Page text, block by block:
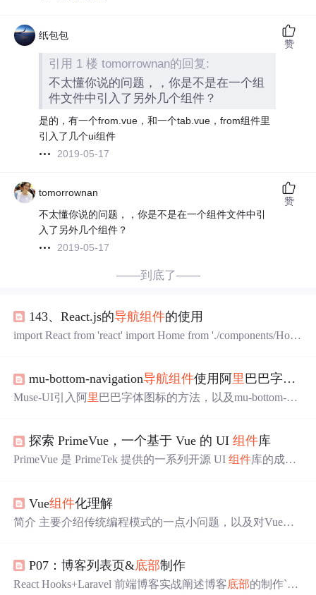
纸包包
引用 1 楼 tomorrownan的回复:
不太懂你说的问题，，你是不是在一个组
件文件中引入了另外几个组件？
是的，有一个from.vue，和一个tab.vue，from组件里
引入了几个ui组件
2019-05-17
赞
tomorrownan
不太懂你说的问题，，你是不是在一个组件文件中引
入了另外几个组件？
2019-05-17
赞
——到底了——
143、React.js的导航组件的使用
import React from 'react' import Home from './components/Hom
atePicker } from 'antd' //导入路由模块 // HashRouter表示一个
路由的根容器，将来，所有的路由相关的东西，都要包裹
mu-bottom-navigation导航组件使用阿里 巴巴字体图标的方法,vue使用Muse-UI引入阿
Muse-UI引入阿里 巴巴字体图标的方法，以及mu-bottom-na
器 所展示的欢迎页。如果你想学习如何使用Markdown编
辑器, 可以仔细阅读这篇文章，了解一下Markdown的基本
探索 PrimeVue，一个基于 Vue 的 UI组件库
PrimeVue 是 PrimeTek 提供的一系列开源 UI组件库的成
棒，因为您可以从一个框架切换到另一个框架，并且仍然
可以使用几乎相同的组件。PrimeVue 提供了一组丰富的 90
Vue组件化理解
简介 主要介绍传统编程模式的一点小问题，以及对Vue组
页面，需要html文件编写顶部、导航
构，并且引入渲染顶部、导航、内容、底部 的四个css文
P07：博客列表页&底部制作
React Hooks+Laravel 前端博客实战阐述博客底部的制作`blo